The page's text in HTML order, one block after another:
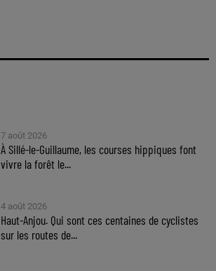
7 août 2026
À Sillé-le-Guillaume, les courses hippiques font
vivre la forêt le...
4 août 2026
Haut-Anjou. Qui sont ces centaines de cyclistes
sur les routes de...